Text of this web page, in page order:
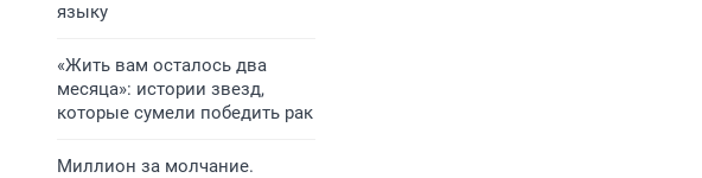
языку
«Жить вам осталось два
месяца»: истории звезд,
которые сумели победить рак
Миллион за молчание.